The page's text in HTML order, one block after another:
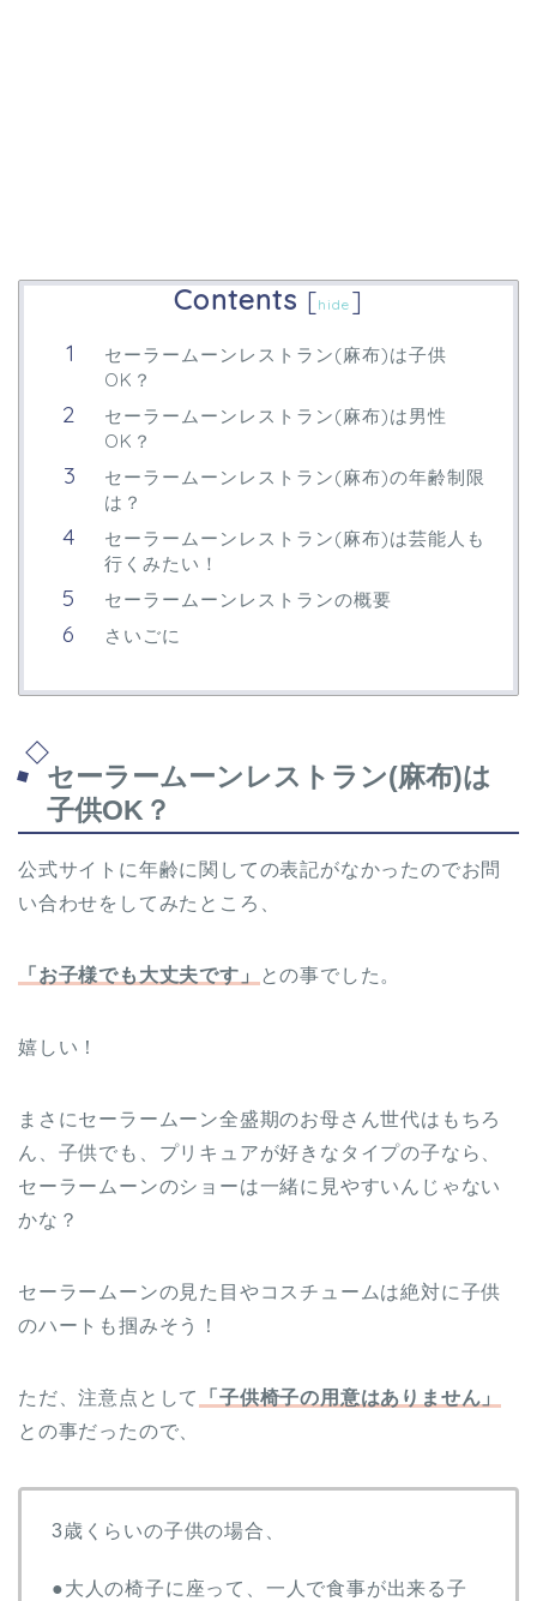
Contents [hide ]
セーラームーンレストラン(麻布)は子供
OK？
セーラームーンレストラン(麻布)は男性
OK？
セーラームーンレストラン(麻布)の年齢制限
は？
セーラームーンレストラン(麻布)は芸能人も
行くみたい！
セーラームーンレストランの概要
さいごに
セーラームーンレストラン(麻布)は
子供OK？
公式サイトに年齢に関しての表記がなかったのでお問
い合わせをしてみたところ、
「お子様でも大丈夫です」 との事でした。
嬉しい！
まさにセーラームーン全盛期のお母さん世代はもちろ
ん、子供でも、プリキュアが好きなタイプの子なら、
セーラームーンのショーは一緒に見やすいんじゃない
かな？
セーラームーンの見た目やコスチュームは絶対に子供
のハートも掴みそう！
ただ、注意点として
「子供椅子の用意はありません」
との事だったので、
3歳くらいの子供の場合、
●大人の椅子に座って、一人で食事が出来る子